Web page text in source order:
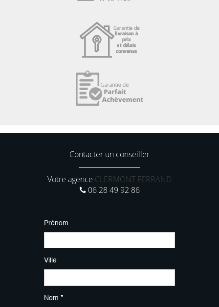
Contacter un conseiller
Votre agence CLERMONT FERRAND
06 28 49 92 86
Prénom
Ville
Nom *